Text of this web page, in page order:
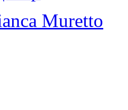
Muretto